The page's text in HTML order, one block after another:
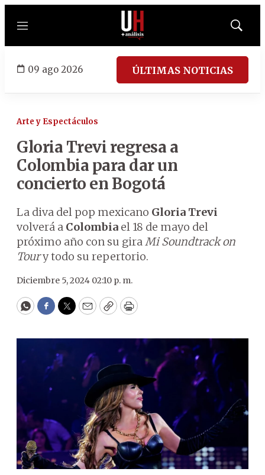
Menú
Mostrar
09 ago 2026 ÚLTIMAS NOTICIAS
Arte y Espectáculos
Gloria Trevi regresa a
Colombia para dar un
concierto en Bogotá
La diva del pop mexicano Gloria Trevi
volverá a Colombia el 18 de mayo del
próximo año con su giraMi Soundtrack on
Toury todo su repertorio.
Diciembre 5, 2024 02:10 p. m.
WhatsApp
Facebook
Twitter
EmailCopyPrint